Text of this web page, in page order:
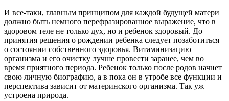
И все-таки, главным принципом для каждой будущей матери
должно быть немного перефразированное выражение, что в
здоровом теле не только дух, но и ребенок здоровый. До
принятия решения о рождении ребенка следует позаботиться
о состоянии собственного здоровья. Витаминизацию
организма и его очистку лучше провести заранее, чем во
время приятного периода. Ребенок только после родов начнет
свою личную биографию, а в пока он в утробе все функции и
перспектива зависит от материнского организма. Так уж
устроена природа.